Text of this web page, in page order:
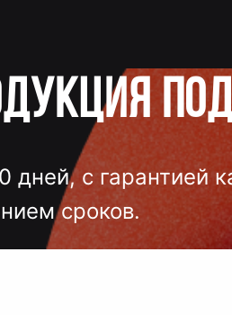
дней, с гарантией
сроков.